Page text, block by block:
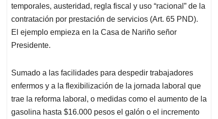
temporales, austeridad, regla fiscal y uso “racional” de la
contratación por prestación de servicios (Art. 65 PND).
El ejemplo empieza en la Casa de Nariño señor
Presidente.
Sumado a las facilidades para despedir trabajadores
enfermos y a la flexibilización de la jornada laboral que
trae la reforma laboral, o medidas como el aumento de la
gasolina hasta $16.000 pesos el galón o el incremento